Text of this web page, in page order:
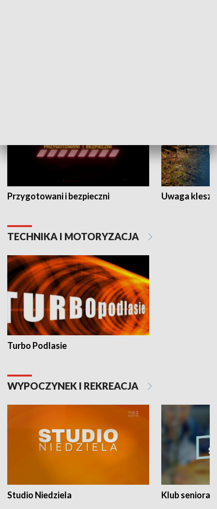
Przygotowani i bezpieczni Uwaga
TECHNIKA I MOTORYZACJA
Turbo Podlasie
WYPOCZYNEK I REKREACJA
Studio Niedziela Klub seniora